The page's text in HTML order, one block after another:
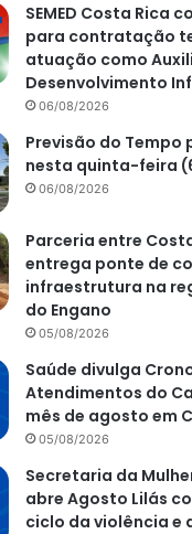
SEMED Costa Rica
para contratação
atuação como
Desenvolvimento
06/08/2026
Previsão do Tempo
nesta quinta-feira
06/08/2026
Parceria entre
entrega ponte de
infraestrutura na
do Engano
05/08/2026
Saúde divulga
Atendimentos do
mês de agosto em
05/08/2026
Secretaria da
abre Agosto Lilás
ciclo da violência e